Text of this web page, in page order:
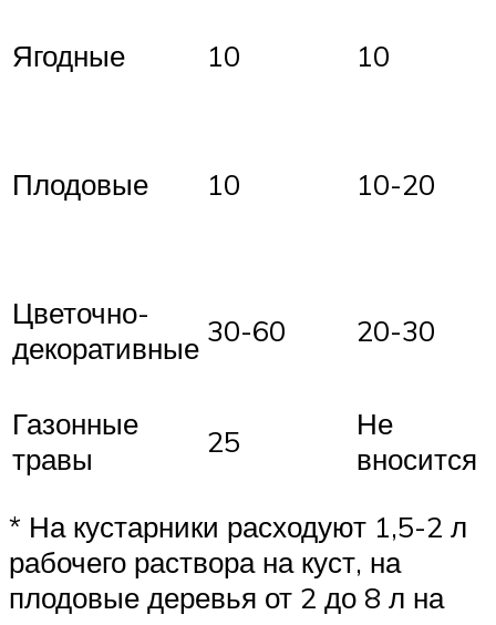
Ягодные 10 10
Плодовые 10 10-20
Цветочно-
декоративные 30-60 20-30
Газонные
травы
25
Не
вносится
* На кустарники расходуют 1,5-2 л
рабочего раствора на куст, на
плодовые деревья от 2 до 8 л на